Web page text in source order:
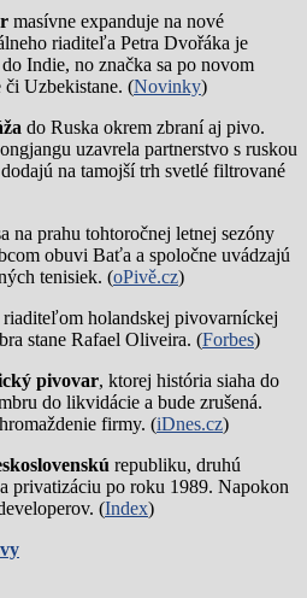
masívne expanduje na nové
riaditeľa Petra Dvořáka je
Indie, no značka sa po novom
či Uzbekistane. (Novinky)
do Ruska okrem zbraní aj pivo.
uzavrela partnerstvo s ruskou
na tamojší trh svetlé filtrované
na prahu tohtoročnej letnej sezóny
obuvi Baťa a spoločne uvádzajú
tenisiek. (oPivě.cz)
riaditeľom holandskej pivovarníckej
stane Rafael Oliveira. (Forbes)
pivovar, ktorej história siaha do
do likvidácie a bude zrušená.
firmy. (iDnes.cz)
republiku, druhú
privatizáciu po roku 1989. Napokon
(Index)